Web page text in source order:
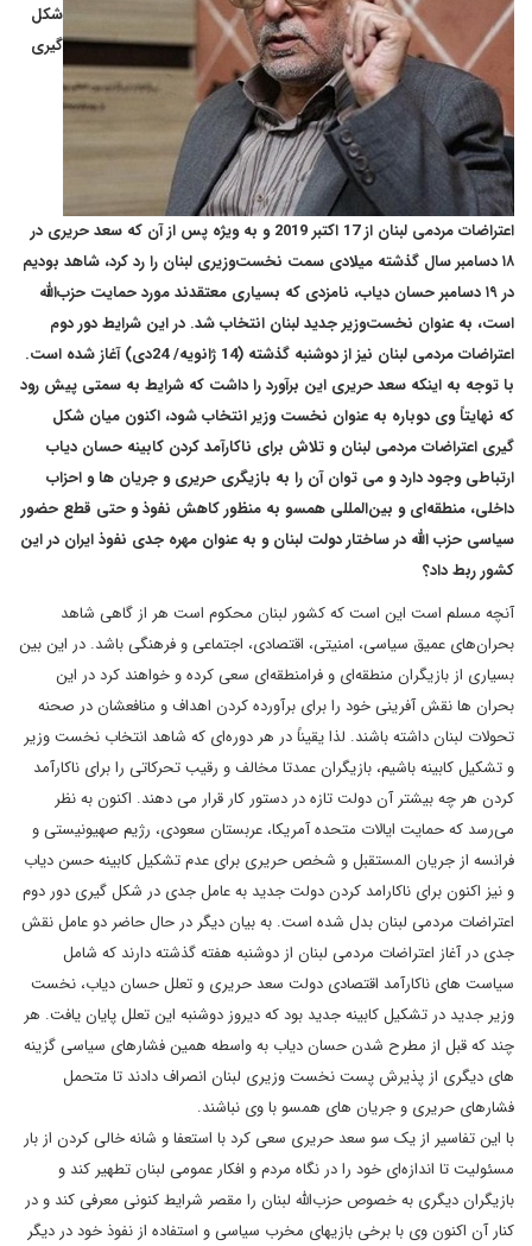
شکل
گیری
اعتراضات مردمی لبنان از 17 اکتبر 2019 و به ویژه پس از آن که سعد حریری در
۱۸ دسامبر سال گذشته میلادی سمت نخست‌وزیری لبنان را رد کرد، شاهد بودیم
در ۱۹ دسامبر حسان دیاب، نامزدی که بسیاری معتقدند مورد حمایت حزب‌الله
است، به عنوان نخست‌وزیر جدید لبنان انتخاب شد. در این شرایط دور دوم
اعتراضات مردمی لبنان نیز از دوشنبه گذشته (14 ژانویه/ 24دی) آغاز شده است.
با توجه به اینکه سعد حریری این برآورد را داشت که شرایط به سمتی پیش رود
که نهایتاً وی دوباره به عنوان نخست وزیر انتخاب شود، اکنون میان شکل
گیری اعتراضات مردمی لبنان و تلاش برای ناکارآمد کردن کابینه حسان دیاب
ارتباطی وجود دارد و می توان آن را به بازیگری حریری و جریان ها و احزاب
داخلی، منطقه‌ای و بین‌المللی همسو به منظور کاهش نفوذ و حتی قطع حضور
سیاسی حزب الله در ساختار دولت لبنان و به عنوان مهره جدی نفوذ ایران در این
کشور ربط داد؟
آنچه مسلم است این است که کشور لبنان محکوم است هر از گاهی شاهد
بحران‌های عمیق سیاسی، امنیتی، اقتصادی، اجتماعی و فرهنگی باشد. در این بین
بسیاری از بازیگران منطقه‌ای و فرامنطقه‌ای سعی کرده و خواهند کرد در این
بحران ها نقش آفرینی خود را برای برآورده کردن اهداف و منافعشان در صحنه
تحولات لبنان داشته باشند. لذا یقیناً در هر دوره‌ای که شاهد انتخاب نخست وزیر
و تشکیل کابینه باشیم، بازیگران عمدتا مخالف و رقیب تحرکاتی را برای ناکارآمد
کردن هر چه بیشتر آن دولت تازه در دستور کار قرار می دهند. اکنون به نظر
می‌رسد که حمایت ایالات متحده آمریکا، عربستان سعودی، رژیم صهیونیستی و
فرانسه از جریان المستقبل و شخص حریری برای عدم تشکیل کابینه حسن دیاب
و نیز اکنون برای ناکارامد کردن دولت جدید به عامل جدی در شکل گیری دور دوم
اعتراضات مردمی لبنان بدل شده است. به بیان دیگر در حال حاضر دو عامل نقش
جدی در آغاز اعتراضات مردمی لبنان از دوشنبه هفته گذشته دارند که شامل
سیاست های ناکارآمد اقتصادی دولت سعد حریری و تعلل حسان دیاب، نخست
وزیر جدید در تشکیل کابینه جدید بود که دیروز دوشنبه این تعلل پایان یافت. هر
چند که قبل از مطرح شدن حسان دیاب به واسطه همین فشارهای سیاسی گزینه
های دیگری از پذیرش پست نخست وزیری لبنان انصراف دادند تا متحمل
فشارهای حریری و جریان های همسو با وی نباشند.
با این تفاسیر از یک سو سعد حریری سعی کرد با استعفا و شانه خالی کردن از بار
مسئولیت تا اندازه‌ای خود را در نگاه مردم و افکار عمومی لبنان تطهیر کند و
بازیگران دیگری به خصوص حزب‌الله لبنان را مقصر شرایط کنونی معرفی کند و در
کنار آن اکنون وی با برخی بازیهای مخرب سیاسی و استفاده از نفوذ خود در دیگر